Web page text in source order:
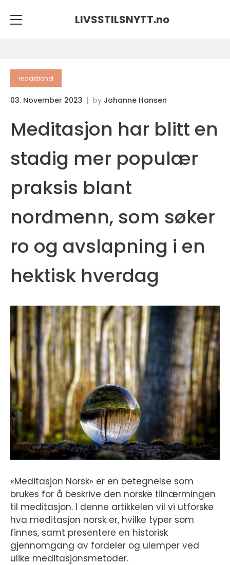
LIVSSTILSNYTT.no
redaktionel
03. November 2023 by Johanne Hansen
Meditasjon har blitt en
stadig mer populær
praksis blant
nordmenn, som søker
ro og avslapning i en
hektisk hverdag
«Meditasjon Norsk» er en betegnelse som
brukes for å beskrive den norske tilnærmingen
til meditasjon. I denne artikkelen vil vi utforske
hva meditasjon norsk er, hvilke typer som
finnes, samt presentere en historisk
gjennomgang av fordeler og ulemper ved
ulike meditasjonsmetoder.